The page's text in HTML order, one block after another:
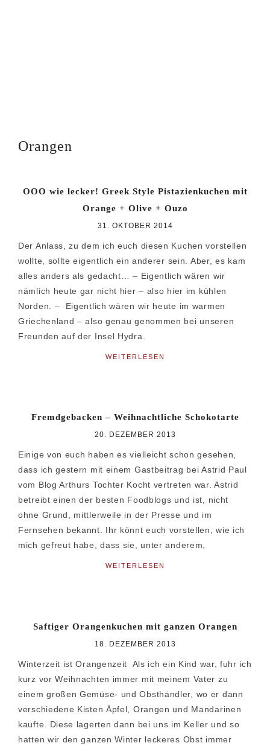
Orangen
OOO wie lecker! Greek Style Pistazienkuchen mit
Orange + Olive + Ouzo
31. OKTOBER 2014
Der Anlass, zu dem ich euch diesen Kuchen vorstellen
wollte, sollte eigentlich ein anderer sein. Aber, es kam
alles anders als gedacht… – Eigentlich wären wir
nämlich heute gar nicht hier – also hier im kühlen
Norden. – Eigentlich wären wir heute im warmen
Griechenland – also genau genommen bei unseren
Freunden auf der Insel Hydra.
WEITERLESEN
Fremdgebacken – Weihnachtliche Schokotarte
20. DEZEMBER 2013
Einige von euch haben es vielleicht schon gesehen,
dass ich gestern mit einem Gastbeitrag bei Astrid Paul
vom Blog Arthurs Tochter Kocht vertreten war. Astrid
betreibt einen der besten Foodblogs und ist, nicht
ohne Grund, mittlerweile in der Presse und im
Fernsehen bekannt. Ihr könnt euch vorstellen, wie ich
mich gefreut habe, dass sie, unter anderem,
WEITERLESEN
Saftiger Orangenkuchen mit ganzen Orangen
18. DEZEMBER 2013
Winterzeit ist Orangenzeit Als ich ein Kind war, fuhr ich
kurz vor Weihnachten immer mit meinem Vater zu
einem großen Gemüse- und Obsthändler, wo er dann
verschiedene Kisten Äpfel, Orangen und Mandarinen
kaufte. Diese lagerten dann bei uns im Keller und so
hatten wir den ganzen Winter leckeres Obst immer